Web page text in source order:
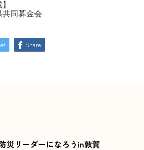
共同募金会
Share
災リーダーになろうin敦賀